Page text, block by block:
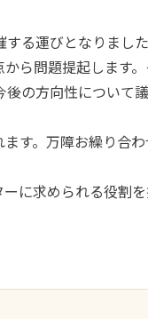
る運びとなりまし
ら問題提起します
の方向性について議
す。万障お繰り合
に求められる役割